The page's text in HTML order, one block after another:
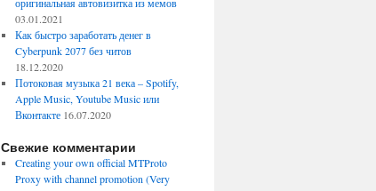
03.01.2021
Как быстро заработать денег в
Cyberpunk 2077 без читов
18.12.2020
Потоковая музыка 21 века – Spotify,
Apple Music, Youtube Music или
Вконтакте 16.07.2020
Свежие комментарии
Creating your own official MTProto
Proxy with channel promotion (Very